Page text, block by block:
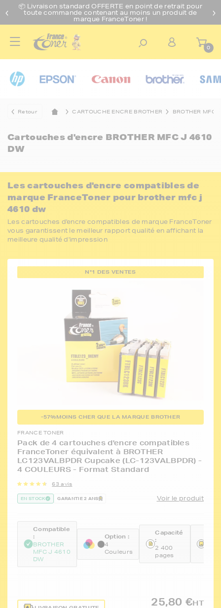
📦 Livraison standard OFFERTE en point de retrait pour
toute commande contenant au moins un produit de
marque FranceToner !
0
Retour CARTOUCHE ENCRE BROTHER BROTHER MFC
Cartouches d'encre BROTHER MFC J 4610
DW
Les cartouches d'encre compatibles de
marque FranceToner pour brother mfc j
4610 dw
Les cartouches d'encre compatibles de marque FranceToner
vous garantissent le meilleur rapport qualité en affichant la
meilleure qualité d'impression
N°1 DES VENTES
-57%MOINS CHER QUE LA MARQUE BROTHER
FRANCE TONER
Pack de 4 cartouches d'encre compatibles
FranceToner équivalent à BROTHER
LC123VALBPDR Cupcake (LC-123VALBPDR) -
4 COULEURS - Format Standard
63 avis
EN STOCK GARANTIE 2 ANS Voir le produit
Compatible
:
BROTHER
MFC J 4610
DW
Option :
4
Couleurs
Capacité
:
2 400
pages
25,80 €HT